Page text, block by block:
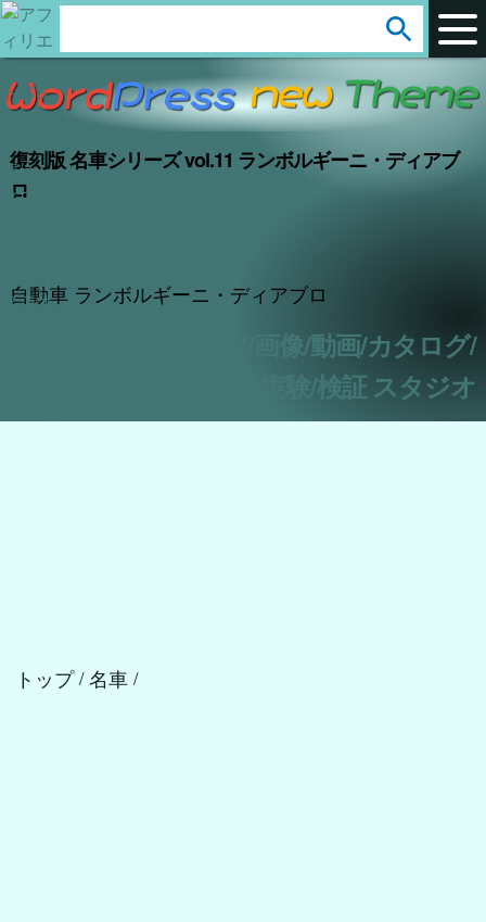
復刻版 名車シリーズ vol.11 ランボルギーニ・ディアブ
ロ
自動車 ランボルギーニ・ディアブロ
アフィリエイト/CSV/画像/動画/カタログ/
実験/検証 スタジオ
e
a
c
arrow_circle_down
トップ / 名車 /